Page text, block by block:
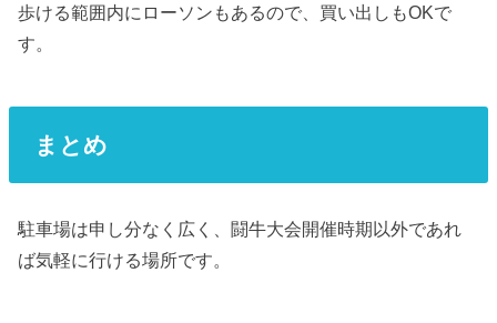
歩ける範囲内にローソンもあるので、買い出しもOKで
す。
まとめ
駐車場は申し分なく広く、闘牛大会開催時期以外であれ
ば気軽に行ける場所です。